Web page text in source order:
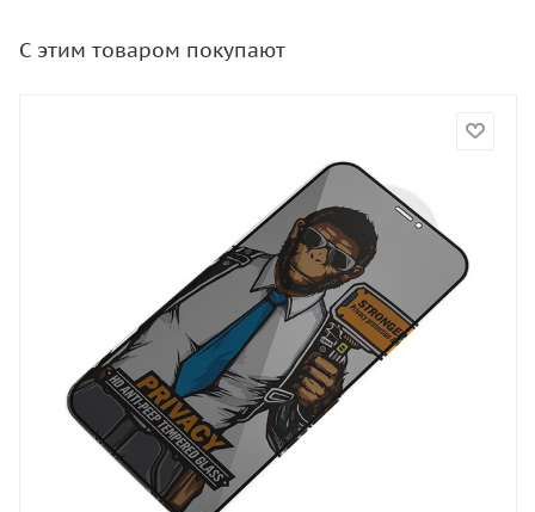
С этим товаром покупают